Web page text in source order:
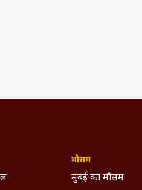
मौसम
मुंबई का मौसम